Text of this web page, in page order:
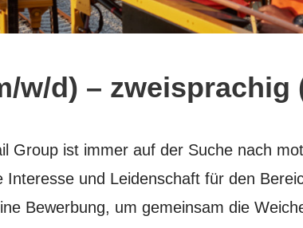
w/d) – zweisprachig
Group ist immer auf der Suche nach
Interesse und Leidenschaft für den
Bewerbung, um gemeinsam die